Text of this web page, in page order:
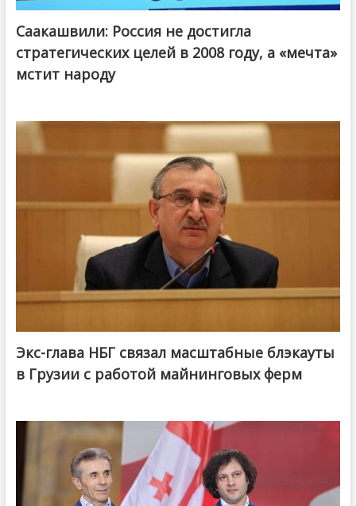
Саакашвили: Россия не достигла
стратегических целей в 2008 году, а «мечта»
мстит народу
Экс-глава НБГ связал масштабные блэкауты
в Грузии с работой майнинговых ферм